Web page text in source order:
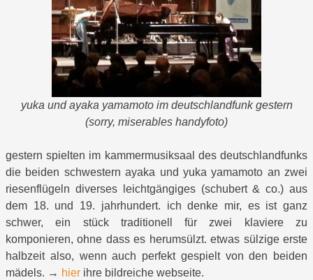
yuka und ayaka yamamoto im deutschlandfunk gestern
(sorry, miserables handyfoto)
gestern spielten im kammermusiksaal des deutschlandfunks
die beiden schwestern ayaka und yuka yamamoto an zwei
riesenflügeln diverses leichtgängiges (schubert & co.) aus
dem 18. und 19. jahrhundert. ich denke mir, es ist ganz
schwer, ein stück traditionell für zwei klaviere zu
komponieren, ohne dass es herumsülzt. etwas sülzige erste
halbzeit also, wenn auch perfekt gespielt von den beiden
mädels. → hier ihre bildreiche webseite.